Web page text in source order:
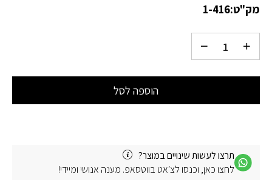
מק"ט:1-416
הוספה לסל
תרצו לעשות שינויים במוצר?
לחצו כאן, וכנסו לצ׳אט בווטסאפ. מענה אנושי ומיידי!